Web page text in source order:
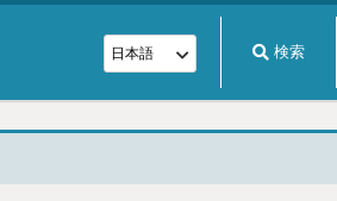
検索